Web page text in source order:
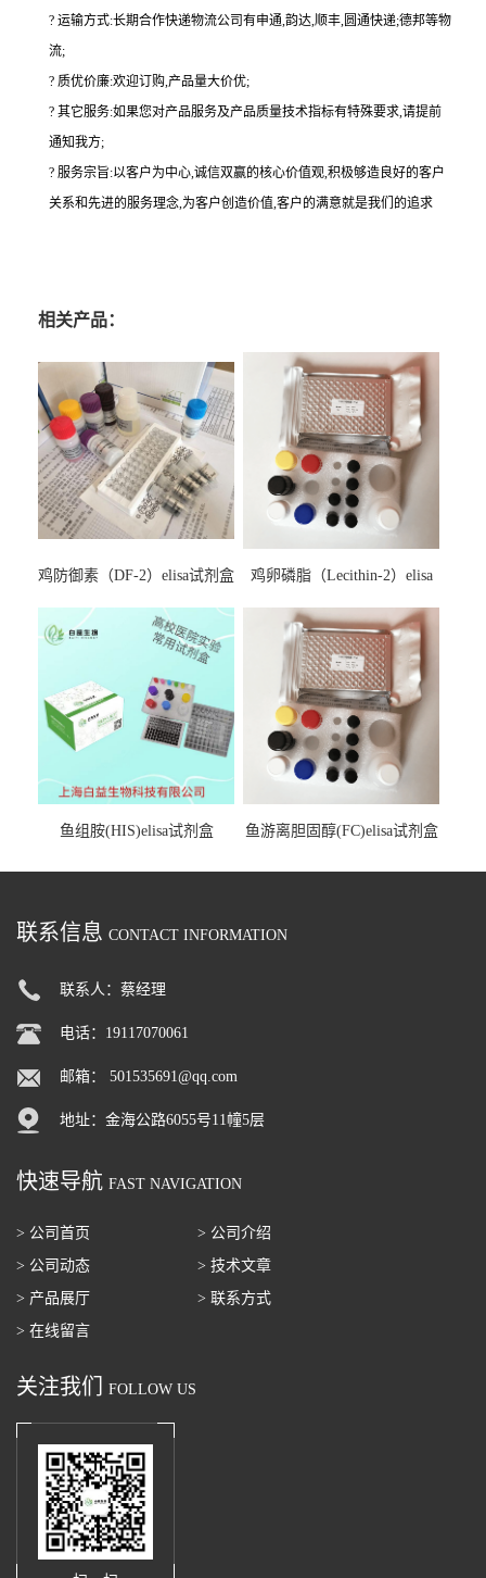
? 运输方式:长期合作快递物流公司有申通,韵达,顺丰,圆通快递;德邦等物
流;
? 质优价廉:欢迎订购,产品量大价优;
? 其它服务:如果您对产品服务及产品质量技术指标有特殊要求,请提前
通知我方;
? 服务宗旨:以客户为中心,诚信双赢的核心价值观,积极够造良好的客户
关系和先进的服务理念,为客户创造价值,客户的满意就是我们的追求
相关产品：
鸡防御素（DF-2）elisa试剂盒
鸡卵磷脂（Lecithin-2）elisa
鱼组胺(HIS)elisa试剂盒 鱼游离胆固醇(FC)elisa试剂盒
联系信息 CONTACT INFORMATION
联系人：蔡经理
电话：19117070061
邮箱： 501535691@qq.com
地址：金海公路6055号11幢5层
快速导航 FAST NAVIGATION
> 公司首页
> 公司介绍
> 公司动态
> 技术文章
> 产品展厅
> 联系方式
> 在线留言
关注我们 FOLLOW US